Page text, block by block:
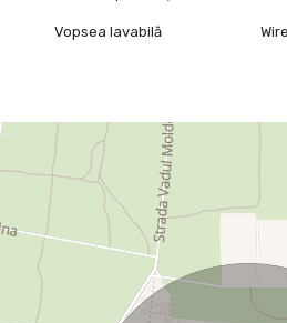
Vopsea lavabilă